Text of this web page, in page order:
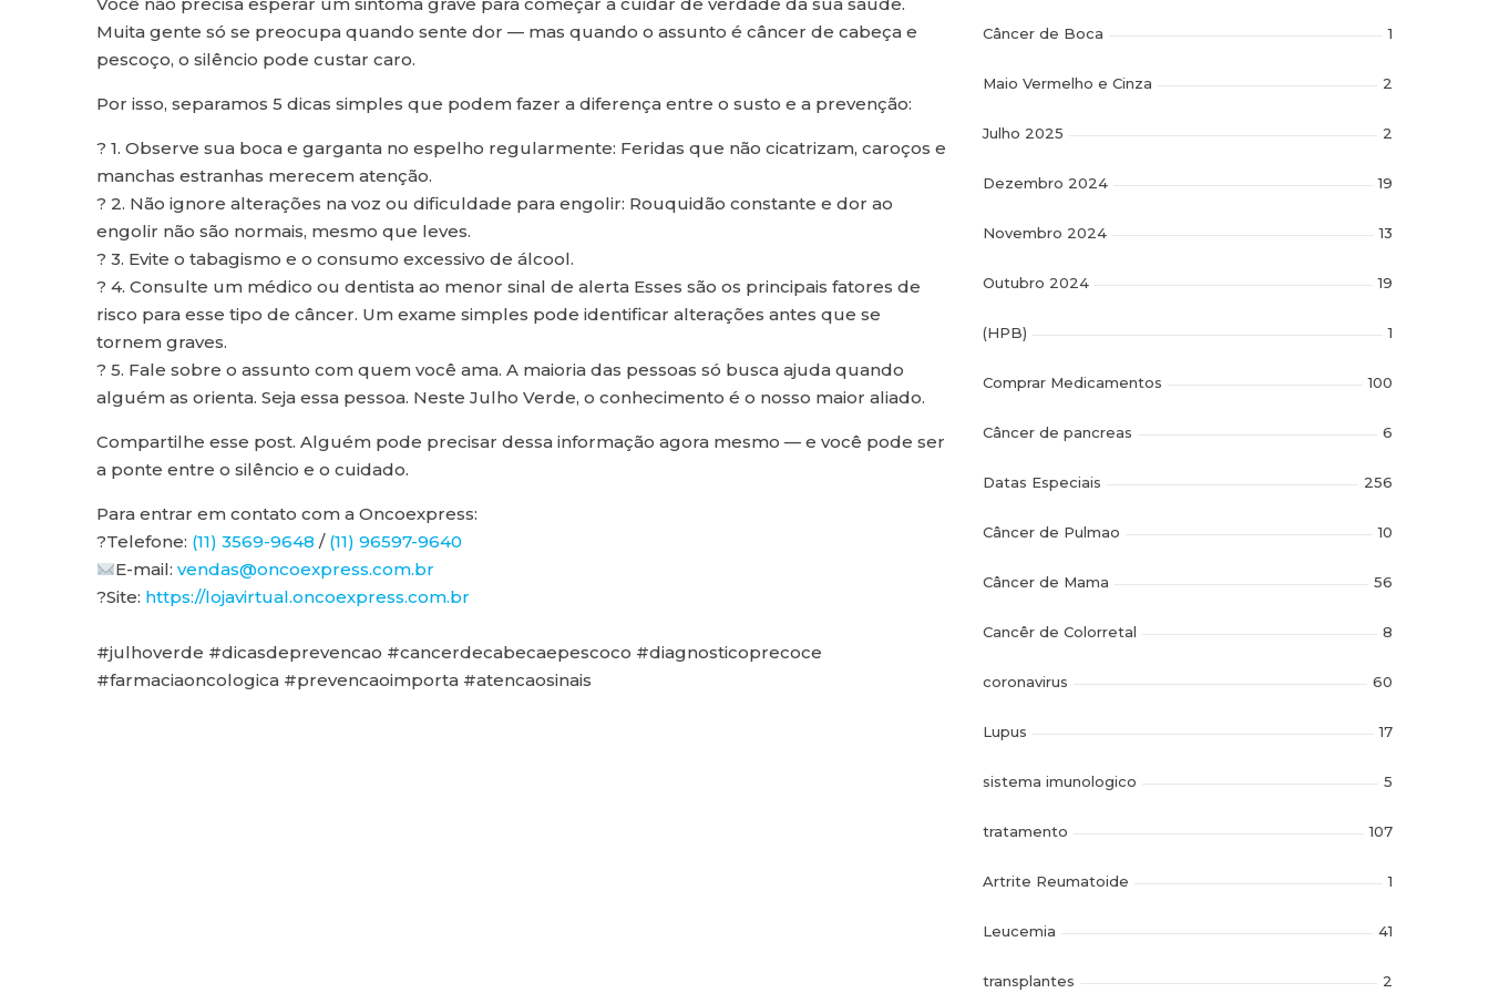
Muita gente só se preocupa quando sente dor — mas quando o assunto é câncer de cabeça e
pescoço, o silêncio pode custar caro.
Por isso, separamos 5 dicas simples que podem fazer a diferença entre o susto e a prevenção:
? 1. Observe sua boca e garganta no espelho regularmente: Feridas que não cicatrizam, caroços e
manchas estranhas merecem atenção.
? 2. Não ignore alterações na voz ou dificuldade para engolir: Rouquidão constante e dor ao
engolir não são normais, mesmo que leves.
? 3. Evite o tabagismo e o consumo excessivo de álcool.
? 4. Consulte um médico ou dentista ao menor sinal de alerta Esses são os principais fatores de
risco para esse tipo de câncer. Um exame simples pode identificar alterações antes que se
tornem graves.
? 5. Fale sobre o assunto com quem você ama. A maioria das pessoas só busca ajuda quando
alguém as orienta. Seja essa pessoa. Neste Julho Verde, o conhecimento é o nosso maior aliado.
Compartilhe esse post. Alguém pode precisar dessa informação agora mesmo — e você pode ser
a ponte entre o silêncio e o cuidado.
Para entrar em contato com a Oncoexpress:
?Telefone: (11) 3569-9648 / (11) 96597-9640
E-mail:vendas@oncoexpress.com.br
?Site: https://lojavirtual.oncoexpress.com.br
#julhoverde #dicasdeprevencao #cancerdecabecaepescoco #diagnosticoprecoce
#farmaciaoncologica #prevencaoimporta #atencaosinais
Câncer de Boca 1
Maio Vermelho e Cinza 2
Julho 2025 2
Dezembro 2024 19
Novembro 2024 13
Outubro 2024 19
(HPB) 1
Comprar Medicamentos 100
Câncer de pancreas 6
Datas Especiais 256
Câncer de Pulmao 10
Câncer de Mama 56
Cancêr de Colorretal 8
coronavirus 60
Lupus 17
sistema imunologico 5
tratamento 107
Artrite Reumatoide 1
Leucemia 41
transplantes 2